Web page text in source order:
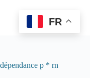
p * rn
FR